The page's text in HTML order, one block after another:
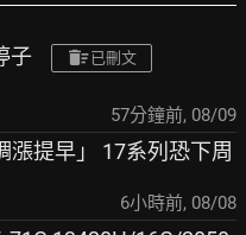
子 已刪文
57分鐘前, 08/09
漲提早」 17系列恐下周
6小時前, 08/08